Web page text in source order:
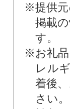
※提供元
掲載
す。
※お礼品
レル
着後
さい。